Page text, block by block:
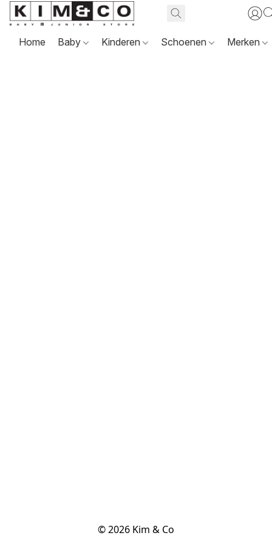
Home Baby Kinderen Schoenen Merken
© 2026 Kim & Co